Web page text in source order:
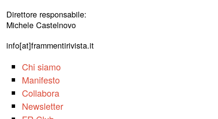
Direttore responsabile:
Michele Castelnovo
info[at]frammentirivista.it
Chi siamo
Manifesto
Collabora
Newsletter